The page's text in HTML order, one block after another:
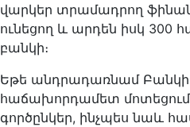
վարկեր տրամադրող
ունեցող և արդեն իսկ
բանկի։
Եթե անդրադառնամ Բանկի
հաճախորդամետ
գործընկեր, ինչպես նաև